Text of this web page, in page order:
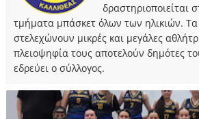
δραστηριοποιείται
τμήματα μπάσκετ όλων των ηλικιών.
στελεχώνουν μικρές και μεγάλες
πλειοψηφία τους αποτελούν δημότες
εδρεύει ο σύλλογος.